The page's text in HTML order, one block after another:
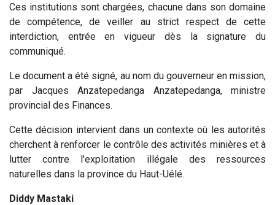
Ces institutions sont chargées, chacune dans son domaine
de compétence, de veiller au strict respect de cette
interdiction, entrée en vigueur dès la signature du
communiqué.
Le document a été signé, au nom du gouverneur en mission,
par Jacques Anzatepedanga Anzatepedanga, ministre
provincial des Finances.
Cette décision intervient dans un contexte où les autorités
cherchent à renforcer le contrôle des activités minières et à
lutter contre l'exploitation illégale des ressources
naturelles dans la province du Haut-Uélé.
Diddy Mastaki